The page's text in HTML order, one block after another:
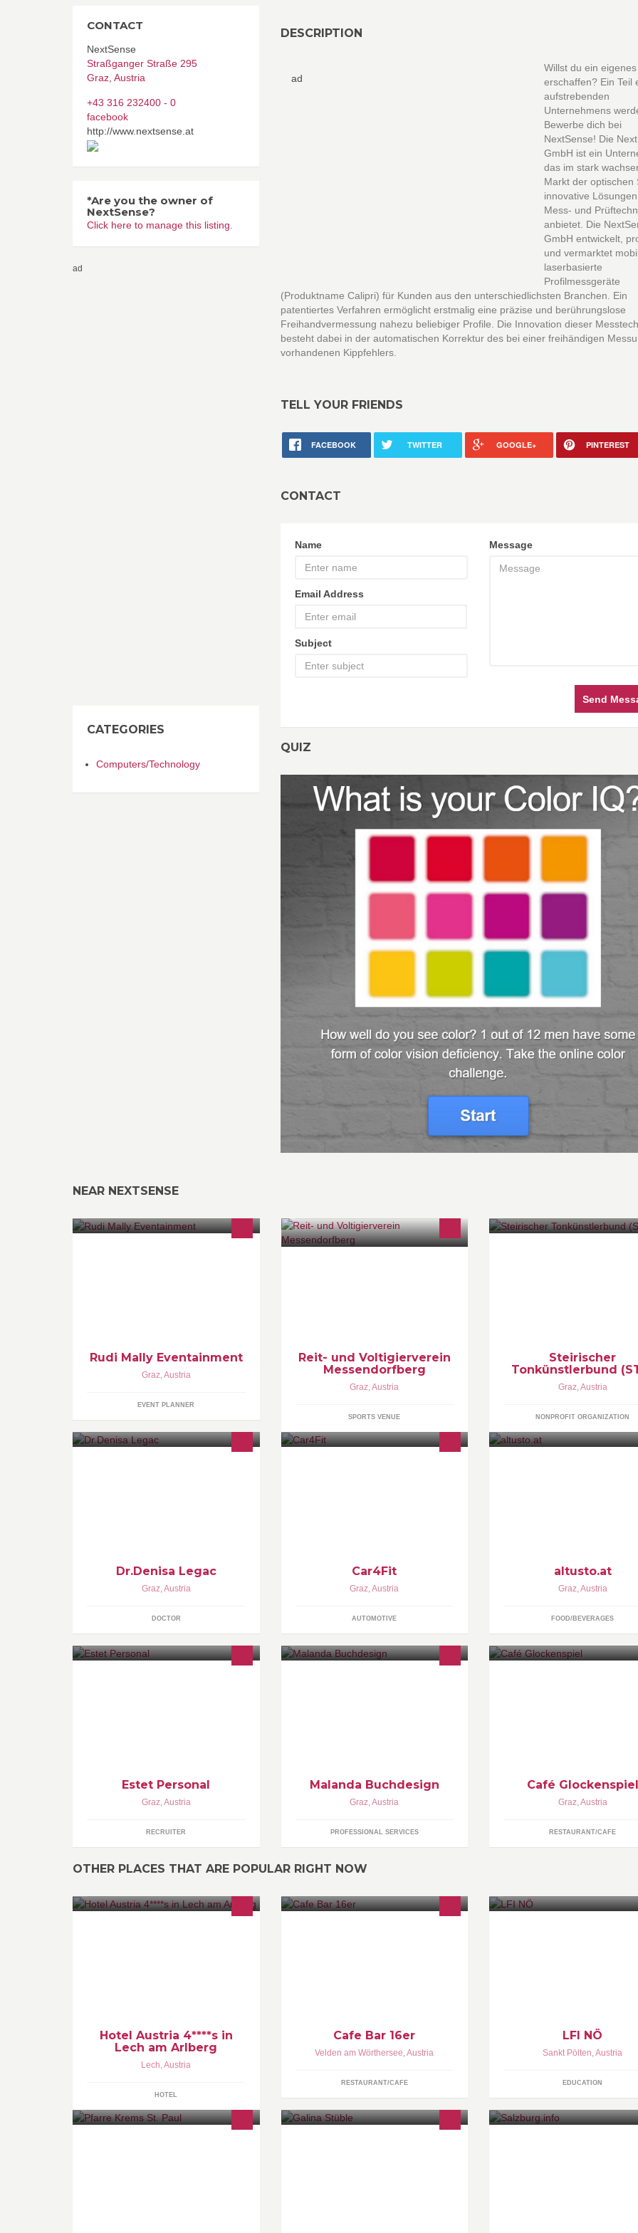
DESCRIPTION
ad
Willst du ein
erschaffen? Ein Teil
aufstrebenden
Unternehmens
Bewerbe dich bei
NextSense! Die
GmbH ist ein
das im stark
Markt der optischen
innovative
Mess- und
anbietet. Die
GmbH entwickelt,
und vermarktet
laserbasierte
Profilmessgeräte
(Produktname Calipri) für Kunden aus den unterschiedlichsten Branchen. Ein
patentiertes Verfahren ermöglicht erstmalig eine präzise und berührungslose
Freihandvermessung nahezu beliebiger Profile. Die Innovation dieser
besteht dabei in der automatischen Korrektur des bei einer freihändigen
vorhandenen Kippfehlers.
TELL YOUR FRIENDS
FACEBOOK TWITTER GOOGLE+ PINTEREST
CONTACT
Name
Email Address
Subject
Message
Send
QUIZ
CONTACT
NextSense
Straßganger Straße 295
Graz Austria
+43 316 232400 - 0
facebook
http://www.nextsense.at
*Are you the owner of
NextSense?
Click here to manage this listing.
ad
CATEGORIES
Computers/Technology
NEAR NEXTSENSE
Rudi Mally Eventainment
Graz,Austria
EVENT PLANNER
Reit- und Voltigierverein
Messendorfberg
Graz,Austria
SPORTS VENUE
Steirischer
Tonkünstlerbund
Graz,Austria
NONPROFIT ORGANIZATION
Dr.Denisa Legac
Graz,Austria
DOCTOR
Car4Fit
Graz,Austria
AUTOMOTIVE
altusto.at
Graz,Austria
FOOD/BEVERAGES
Estet Personal
Graz,Austria
RECRUITER
Malanda Buchdesign
Graz,Austria
PROFESSIONAL SERVICES
Café Glockenspiel
Graz,Austria
RESTAURANT/CAFE
OTHER PLACES THAT ARE POPULAR RIGHT NOW
Hotel Austria 4****s in
Lech am Arlberg
Lech,Austria
HOTEL
Cafe Bar 16er
Velden am Wörthersee,Austria
RESTAURANT/CAFE
LFI NÖ
Sankt Pölten,Austria
EDUCATION